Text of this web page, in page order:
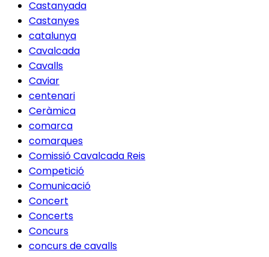
Castanyada
Castanyes
catalunya
Cavalcada
Cavalls
Caviar
centenari
Ceràmica
comarca
comarques
Comissió Cavalcada Reis
Competició
Comunicació
Concert
Concerts
Concurs
concurs de cavalls